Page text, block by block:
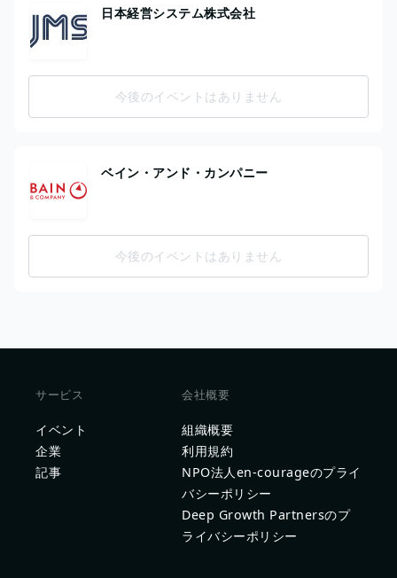
日本経営システム株式会社
今後のイベントはありません
ベイン・アンド・カンパニー
今後のイベントはありません
サービス
イベント
企業
記事
会社概要
組織概要
利用規約
NPO法人en-courageのプライ
バシーポリシー
Deep Growth Partnersのプ
ライバシーポリシー